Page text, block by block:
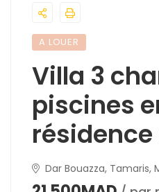
A LOUER
Villa 3
piscines
Dar Bouazza, Tamaris,